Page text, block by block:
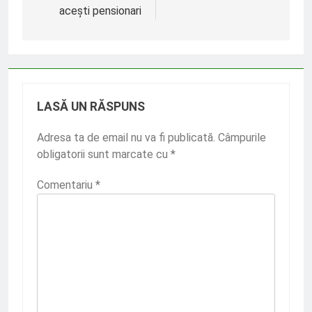
articole
acești pensionari
LASĂ UN RĂSPUNS
Adresa ta de email nu va fi publicată. Câmpurile
obligatorii sunt marcate cu *
Comentariu *